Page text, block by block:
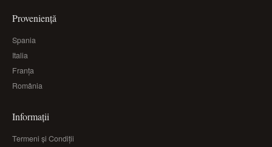
Proveniență
Spania
Italia
Franța
România
Informații
Termeni și Condiții